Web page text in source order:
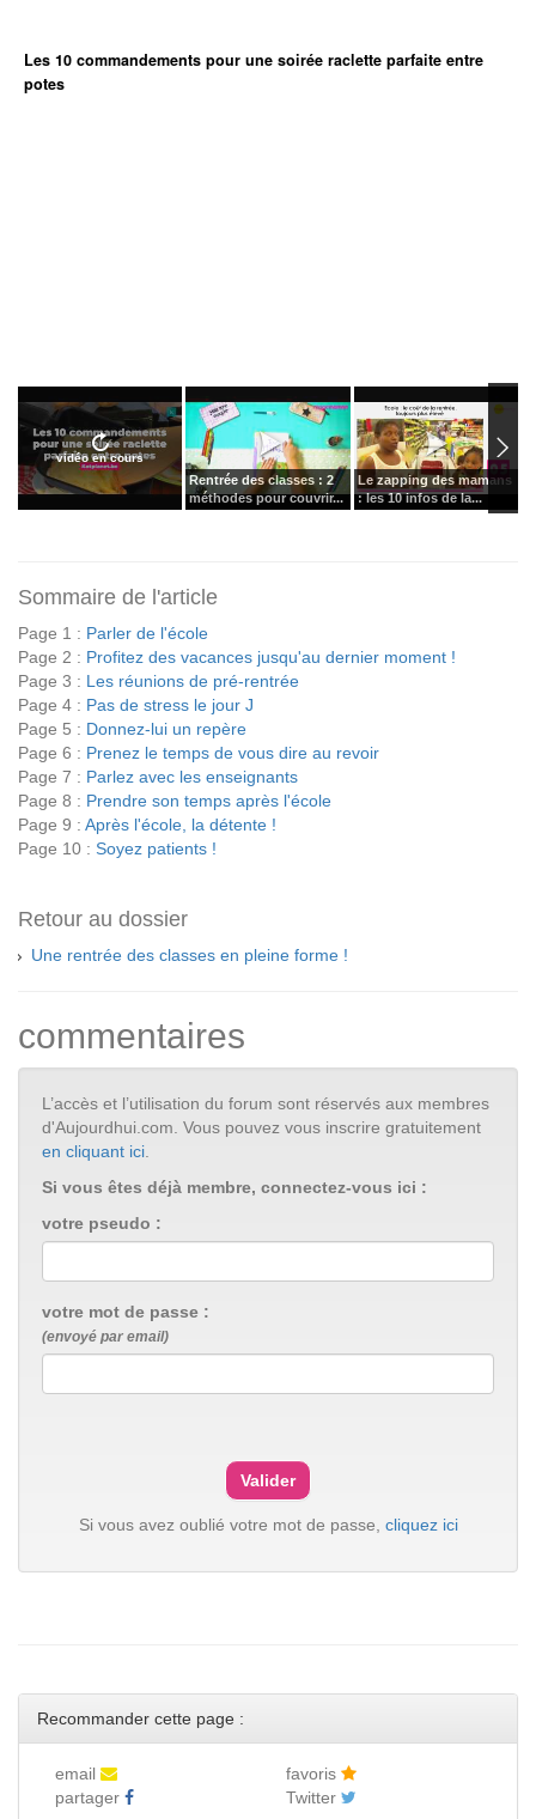
Les 10 commandements pour une soirée raclette parfaite entre
potes
vidéo en cours
Rentrée des classes : 2
méthodes pour couvrir...
Le zapping des mamans
: les 10 infos de la...
Sommaire de l'article
Page 1 : Parler de l'école
Page 2 : Profitez des vacances jusqu'au dernier moment !
Page 3 : Les réunions de pré-rentrée
Page 4 : Pas de stress le jour J
Page 5 : Donnez-lui un repère
Page 6 : Prenez le temps de vous dire au revoir
Page 7 : Parlez avec les enseignants
Page 8 : Prendre son temps après l'école
Page 9 : Après l'école, la détente !
Page 10 : Soyez patients !
Retour au dossier
Une rentrée des classes en pleine forme !
commentaires
L’accès et l’utilisation du forum sont réservés aux membres
d'Aujourdhui.com. Vous pouvez vous inscrire gratuitement
en cliquant ici.
Si vous êtes déjà membre, connectez-vous ici :
votre pseudo :
votre mot de passe :
(envoyé par email)
Si vous avez oublié votre mot de passe, cliquez ici
Recommander cette page :
email
favoris
partager
Twitter